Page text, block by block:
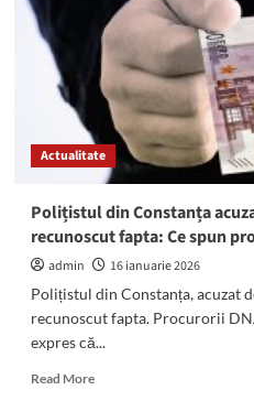
AMÂNAT
pronunțarea
în
dosarul
lui
Cristian
Radu
privind
luarea
mită
în
formă
Actualitate
Polițistul din Constanța
recunoscut fapta: Ce spun
admin
16 ianuarie 2026
Polițistul din Constanța, acuzat
recunoscut fapta. Procurorii
expres că...
Read MoreRead